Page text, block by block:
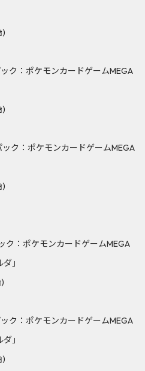
)
ク：ポケモンカードゲームMEGA
)
ク：ポケモンカードゲームMEGA
)
：ポケモンカードゲームMEGA
」
ク：ポケモンカードゲームMEGA
」
)